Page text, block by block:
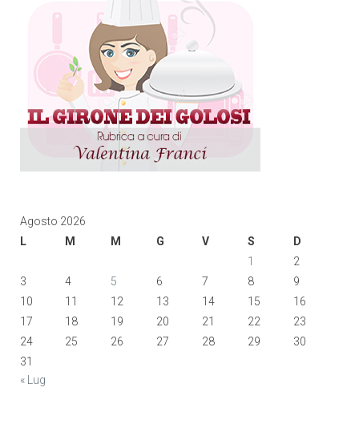
Agosto 2026
L
M M G V S
D
1
2
3
4 5 6 7 8
9
10
11 12 13 14 15
16
17
18 19 20 21 22
23
24
25 26 27 28 29
30
31
« Lug